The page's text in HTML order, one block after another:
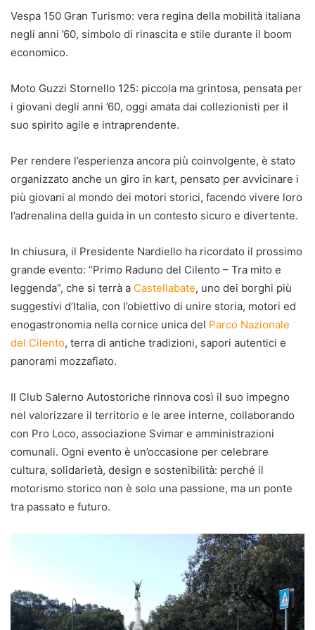
Vespa 150 Gran Turismo: vera regina della mobilità italiana
negli anni ’60, simbolo di rinascita e stile durante il boom
economico.
Moto Guzzi Stornello 125: piccola ma grintosa, pensata per
i giovani degli anni ’60, oggi amata dai collezionisti per il
suo spirito agile e intraprendente.
Per rendere l’esperienza ancora più coinvolgente, è stato
organizzato anche un giro in kart, pensato per avvicinare i
più giovani al mondo dei motori storici, facendo vivere loro
l’adrenalina della guida in un contesto sicuro e divertente.
In chiusura, il Presidente Nardiello ha ricordato il prossimo
grande evento: “Primo Raduno del Cilento – Tra mito e
leggenda”, che si terrà a Castellabate, uno dei borghi più
suggestivi d’Italia, con l’obiettivo di unire storia, motori ed
enogastronomia nella cornice unica del Parco Nazionale
del Cilento, terra di antiche tradizioni, sapori autentici e
panorami mozzafiato.
Il Club Salerno Autostoriche rinnova così il suo impegno
nel valorizzare il territorio e le aree interne, collaborando
con Pro Loco, associazione Svimar e amministrazioni
comunali. Ogni evento è un’occasione per celebrare
cultura, solidarietà, design e sostenibilità: perché il
motorismo storico non è solo una passione, ma un ponte
tra passato e futuro.